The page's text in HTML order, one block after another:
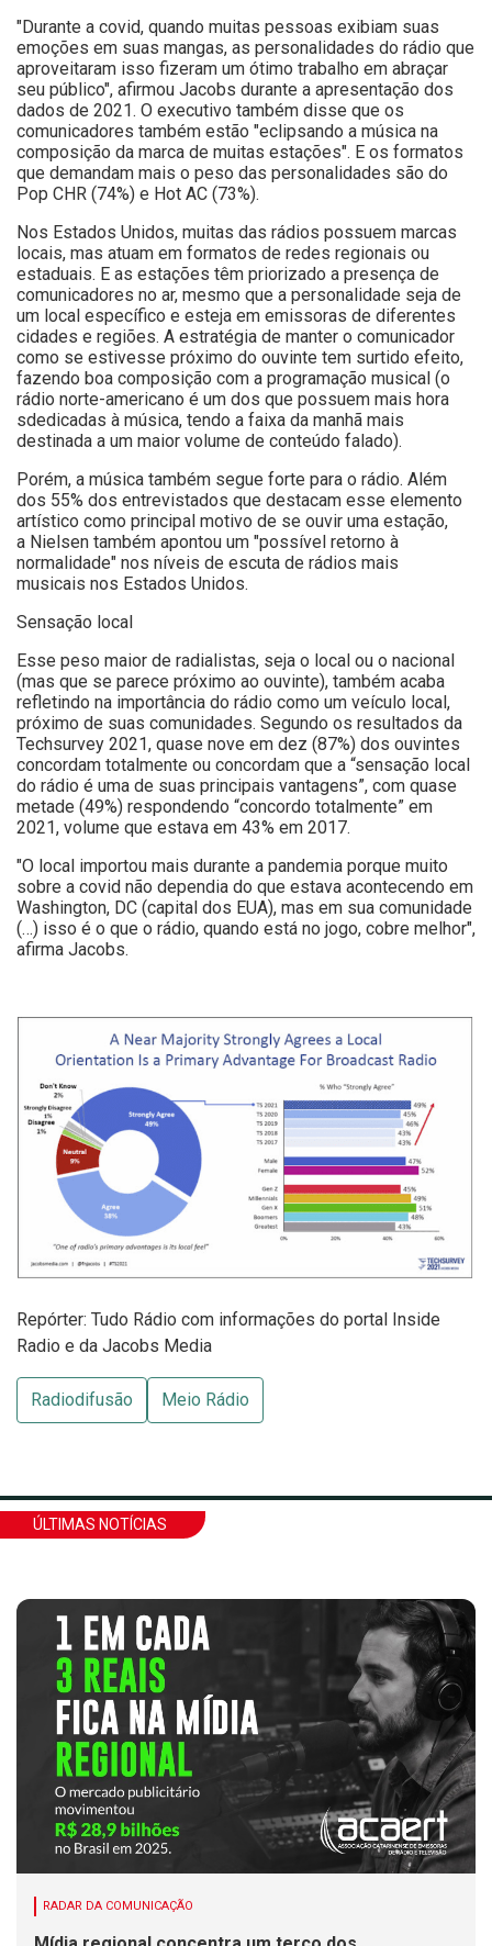
"Durante a covid, quando muitas pessoas exibiam suas
emoções em suas mangas, as personalidades do rádio que
aproveitaram isso fizeram um ótimo trabalho em abraçar
seu público", afirmou Jacobs durante a apresentação dos
dados de 2021. O executivo também disse que os
comunicadores também estão "eclipsando a música na
composição da marca de muitas estações". E os formatos
que demandam mais o peso das personalidades são do
Pop CHR (74%) e Hot AC (73%).
Nos Estados Unidos, muitas das rádios possuem marcas
locais, mas atuam em formatos de redes regionais ou
estaduais. E as estações têm priorizado a presença de
comunicadores no ar, mesmo que a personalidade seja de
um local específico e esteja em emissoras de diferentes
cidades e regiões. A estratégia de manter o comunicador
como se estivesse próximo do ouvinte tem surtido efeito,
fazendo boa composição com a programação musical (o
rádio norte-americano é um dos que possuem mais hora
sdedicadas à música, tendo a faixa da manhã mais
destinada a um maior volume de conteúdo falado).
Porém, a música também segue forte para o rádio. Além
dos 55% dos entrevistados que destacam esse elemento
artístico como principal motivo de se ouvir uma estação,
a Nielsen também apontou um "possível retorno à
normalidade" nos níveis de escuta de rádios mais
musicais nos Estados Unidos.
Sensação local
Esse peso maior de radialistas, seja o local ou o nacional
(mas que se parece próximo ao ouvinte), também acaba
refletindo na importância do rádio como um veículo local,
próximo de suas comunidades. Segundo os resultados da
Techsurvey 2021, quase nove em dez (87%) dos ouvintes
concordam totalmente ou concordam que a “sensação local
do rádio é uma de suas principais vantagens”, com quase
metade (49%) respondendo “concordo totalmente” em
2021, volume que estava em 43% em 2017.
"O local importou mais durante a pandemia porque muito
sobre a covid não dependia do que estava acontecendo em
Washington, DC (capital dos EUA), mas em sua comunidade
(…) isso é o que o rádio, quando está no jogo, cobre melhor",
afirma Jacobs.
Repórter: Tudo Rádio com informações do portal Inside
Radio e da Jacobs Media
Radiodifusão Meio Rádio
ÚLTIMAS NOTÍCIAS
RADAR DA COMUNICAÇÃO